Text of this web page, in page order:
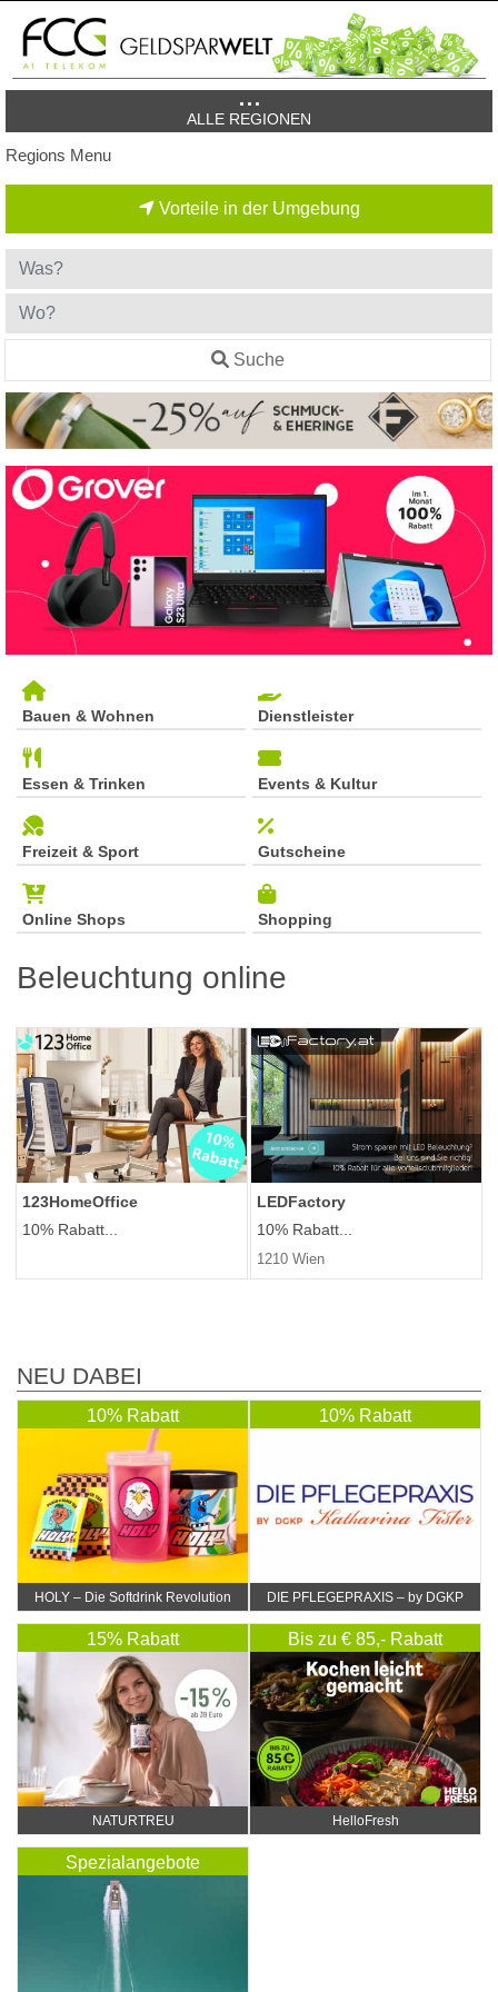
ALLE REGIONEN
Regions Menu
Vorteile in der Umgebung
Suche
Bauen & Wohnen Dienstleister
Essen & Trinken Events & Kultur
Freizeit & Sport Gutscheine
Online Shops Shopping
Beleuchtung online
123HomeOffice
10% Rabatt...
LEDFactory
10% Rabatt...
1210 Wien
NEU DABEI
10% Rabatt
HOLY – Die Softdrink Revolution
10% Rabatt
DIE PFLEGEPRAXIS – by DGKP
Katharina Fister
15% Rabatt
NATURTREU
Bis zu € 85,- Rabatt
HelloFresh
Spezialangebote